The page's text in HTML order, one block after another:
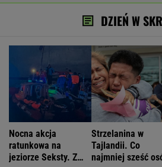
DZIEŃ W
Nocna akcja
ratunkowa na
jeziorze Seksty. Z
Strzelanina w
Tajlandii. Co
najmniej sześć